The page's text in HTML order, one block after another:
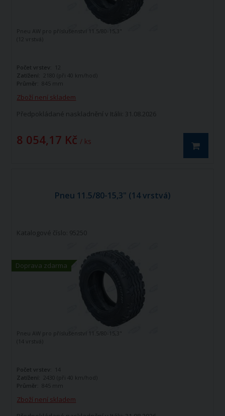
Zboží není skladem
Předpokládané naskladnění v Itálii: 31.08.2026
8 054,17 Kč / ks
Pneu AW pro příslušenství 11.5/80-15,3"
(12 vrstvá)
Počet vrstev:
12
Zatížení:
2180 (při 40 km/hod)
Průměr:
845 mm
Pneu 11.5/80-15,3" (14 vrstvá)
Doprava zdarma
Katalogové číslo: 95250
Zboží není skladem
Pneu AW pro příslušenství 11.5/80-15,3"
(14 vrstvá)
Počet vrstev:
14
Zatížení:
2430 (při 40 km/hod)
Průměr:
845 mm